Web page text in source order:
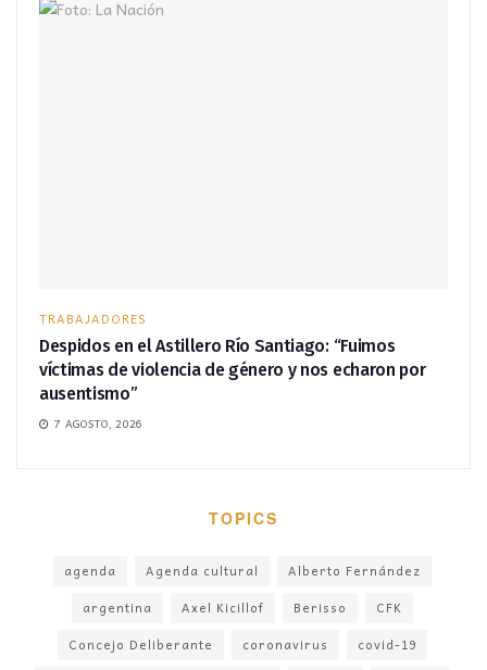
TRABAJADORES
Despidos en el Astillero Río Santiago: “Fuimos
víctimas de violencia de género y nos echaron por
ausentismo”
7 AGOSTO, 2026
TOPICS
agenda Agenda cultural
Alberto Fernández
argentina
Axel Kicillof Berisso
CFK
Concejo Deliberante
coronavirus
covid-19